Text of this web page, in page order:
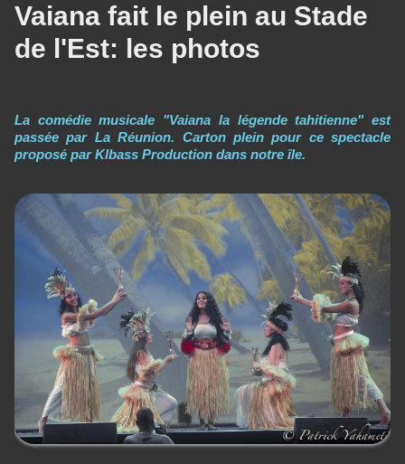
Vaiana fait le plein au Stade
de l'Est: les photos
La comédie musicale "Vaiana la légende tahitienne" est
passée par La Réunion. Carton plein pour ce spectacle
proposé par Klbass Production dans notre île.